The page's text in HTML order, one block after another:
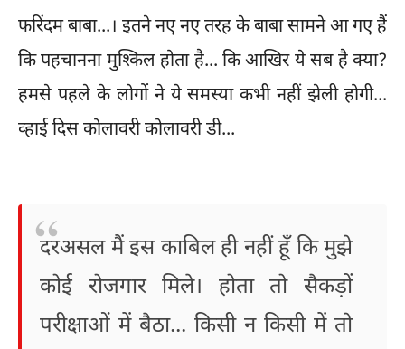
फरिंदम बाबा...। इतने नए नए तरह के बाबा सामने आ गए हैं
कि पहचानना मुश्किल होता है... कि आखिर ये सब है क्या?
हमसे पहले के लोगों ने ये समस्या कभी नहीं झेली होगी...
व्हाई दिस कोलावरी कोलावरी डी...
दरअसल मैं इस काबिल ही नहीं हूँ कि मुझे
कोई रोजगार मिले। होता तो सैकड़ों
परीक्षाओं में बैठा... किसी न किसी में तो